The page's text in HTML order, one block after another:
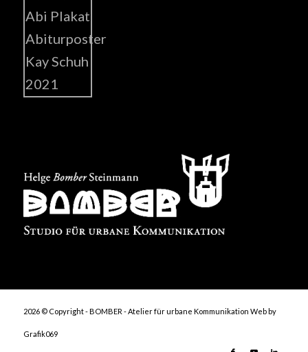
2026 © Copyright - BOMBER - Atelier für urbane Kommunikation Web by
Grafik069